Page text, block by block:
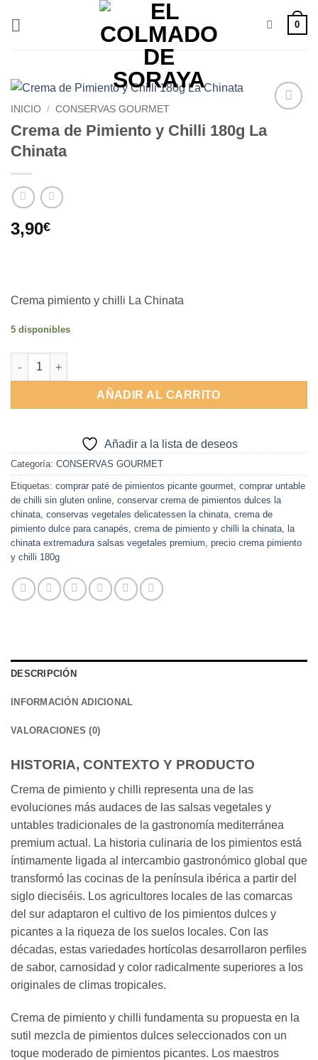
0
INICIO / CONSERVAS GOURMET
Crema de Pimiento y Chilli 180g La
Chinata
3,90€
Crema pimiento y chilli La Chinata
5 disponibles
Crema de Pimiento y Chilli 180g La Chinata cantidad
AÑADIR AL CARRITO
Alternative:
Añadir a la lista de deseos
Categoría: CONSERVAS GOURMET
Etiquetas: comprar paté de pimientos picante gourmet, comprar untable
de chilli sin gluten online, conservar crema de pimientos dulces la
chinata, conservas vegetales delicatessen la chinata, crema de
pimiento dulce para canapés, crema de pimiento y chilli la chinata, la
chinata extremadura salsas vegetales premium, precio crema pimiento
y chilli 180g
DESCRIPCIÓN
INFORMACIÓN ADICIONAL
VALORACIONES (0)
HISTORIA, CONTEXTO Y PRODUCTO
Crema de pimiento y chilli representa una de las
evoluciones más audaces de las salsas vegetales y
untables tradicionales de la gastronomía mediterránea
premium actual. La historia culinaria de los pimientos está
íntimamente ligada al intercambio gastronómico global que
transformó las cocinas de la península ibérica a partir del
siglo dieciséis. Los agricultores locales de las comarcas
del sur adaptaron el cultivo de los pimientos dulces y
picantes a la riqueza de los suelos locales. Con las
décadas, estas variedades hortícolas desarrollaron perfiles
de sabor, carnosidad y color radicalmente superiores a los
originales de climas tropicales.
Crema de pimiento y chilli fundamenta su propuesta en la
sutil mezcla de pimientos dulces seleccionados con un
toque moderado de pimientos picantes. Los maestros